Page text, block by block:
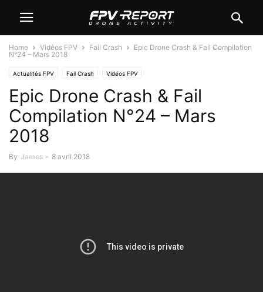
Home Vidéos FPV Fail Crash
Epic Drone Crash & Fail Compilation
N°24 – Mars 2018
Actualités FPV Fail Crash Vidéos FPV
Epic Drone Crash & Fail
Compilation N°24 – Mars
2018
By James - 8 avril 2018